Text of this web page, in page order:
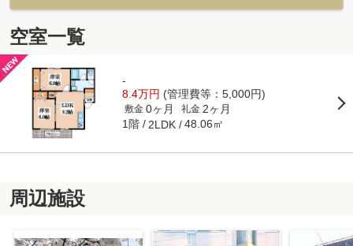
空室一覧
-
8.4万円 (管理費等：5,000円)
敷金 0ヶ月 礼金 2ヶ月
1階 2LDK 48.06㎡
周辺施設